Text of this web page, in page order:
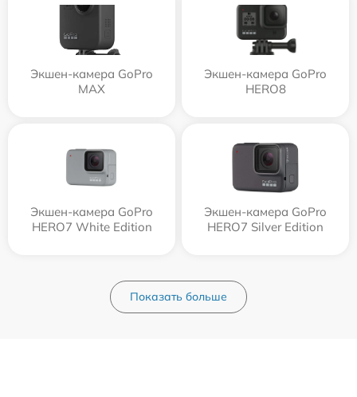
Экшен-камера GoPro
MAX
Экшен-камера GoPro
HERO8
Экшен-камера GoPro
HERO7 White Edition
Экшен-камера GoPro
HERO7 Silver Edition
Показать больше